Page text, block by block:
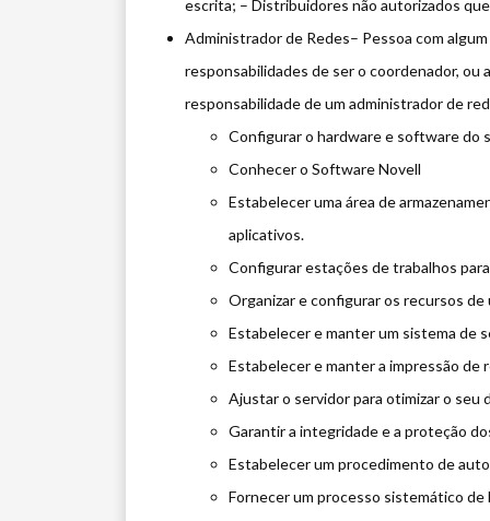
escrita; – Distribuidores não autorizados
Administrador de Redes– Pessoa com
responsabilidades de ser o coordenador, ou
responsabilidade de um administrador de
Configurar o hardware e software do
Conhecer o Software Novell
Estabelecer uma área de
aplicativos.
Configurar estações de trabalhos
Organizar e configurar os recursos de
Estabelecer e manter um sistema de
Estabelecer e manter a impressão de
Ajustar o servidor para otimizar o seu
Garantir a integridade e a proteção
Estabelecer um procedimento de
Fornecer um processo sistemático de